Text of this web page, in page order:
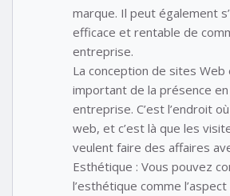
marque. Il peut également
efficace et rentable de
entreprise.
La conception de sites
important de la présence en
entreprise. C’est l’endroit
web, et c’est là que les
veulent faire des affaires
Esthétique : Vous pouvez
l’esthétique comme